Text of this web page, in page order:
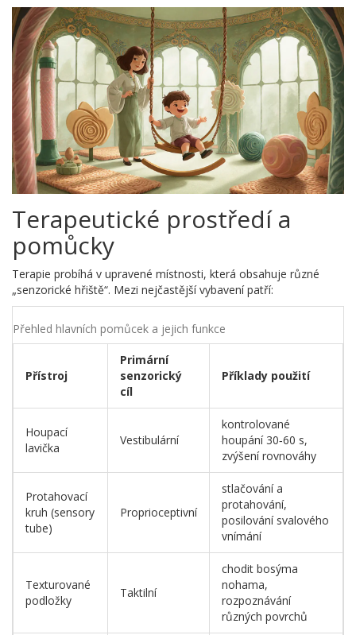
Terapeutické prostředí a
pomůcky
Terapie probíhá v upravené místnosti, která obsahuje různé
„senzorické hřiště“. Mezi nejčastější vybavení patří:
Přehled hlavních pomůcek a jejich funkce
Přístroj
Primární
senzorický
cíl
Příklady použití
Houpací
lavička
Vestibulární
kontrolované
houpání 30‑60 s,
zvýšení rovnováhy
Protahovací
kruh (sensory
tube)
Proprioceptivní
stlačování a
protahování,
posilování svalového
vnímání
Texturované
podložky
Taktilní
chodit bosýma
nohama,
rozpoznávání
různých povrchů